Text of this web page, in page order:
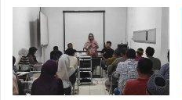
o
d
-
1